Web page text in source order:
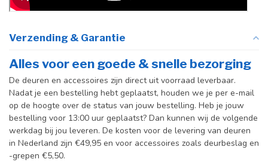
Verzending & Garantie
Alles voor een goede & snelle bezorging
De deuren en accessoires zijn direct uit voorraad leverbaar.
Nadat je een bestelling hebt geplaatst, houden we je per e-mail
op de hoogte over de status van jouw bestelling. Heb je jouw
bestelling voor 13:00 uur geplaatst? Dan kunnen wij de volgende
werkdag bij jou leveren. De kosten voor de levering van deuren
in Nederland zijn €49,95 en voor accessoires zoals deurbeslag en
-grepen €5,50.